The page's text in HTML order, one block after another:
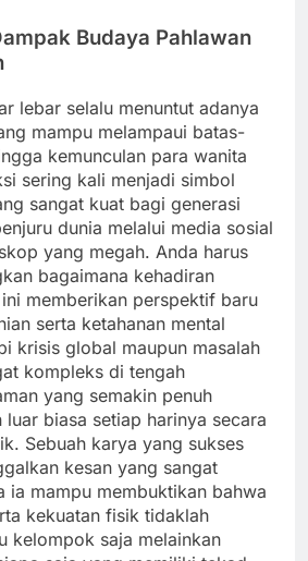
Budaya Pahlawan
lebar selalu menuntut adanya
mampu melampaui batas-
kemunculan para wanita
sering kali menjadi simbol
sangat kuat bagi generasi
dunia melalui media sosial
yang megah. Anda harus
bagaimana kehadiran
memberikan perspektif baru
serta ketahanan mental
krisis global maupun masalah
kompleks di tengah
yang semakin penuh
luar biasa setiap harinya secara
Sebuah karya yang sukses
kesan yang sangat
ia mampu membuktikan bahwa
kekuatan fisik tidaklah
kelompok saja melainkan